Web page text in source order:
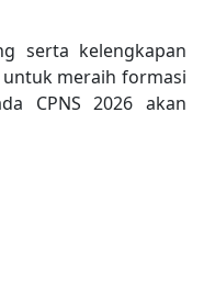
serta kelengkapan
meraih formasi
CPNS 2026 akan